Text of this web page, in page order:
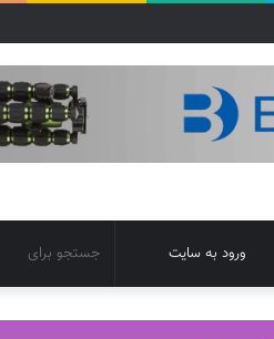
تغییر
پوسته
ورود به سایت